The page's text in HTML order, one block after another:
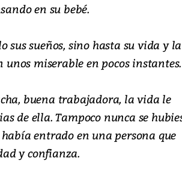
en su bebé.
sus sueños, sino hasta su vida y la
miserable en pocos instantes.
buena trabajadora, la vida le
de ella. Tampoco nunca se
entrado en una persona que
y confianza.